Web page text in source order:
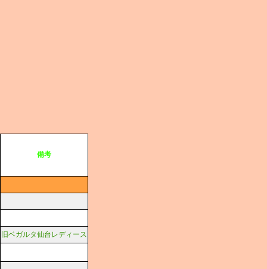
備考
旧ベガルタ仙台レディース